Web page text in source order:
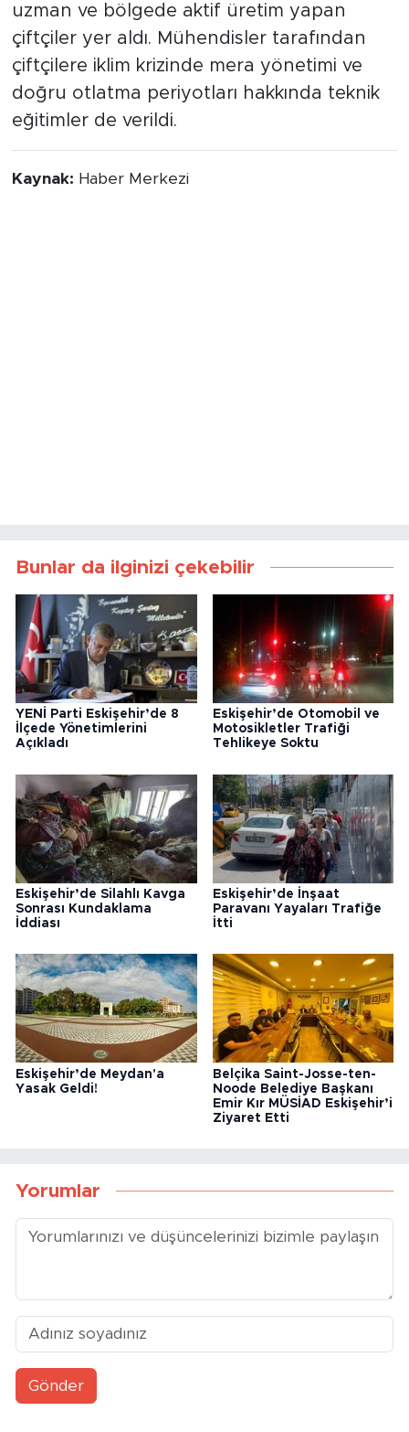
uzman ve bölgede aktif üretim yapan
çiftçiler yer aldı. Mühendisler tarafından
çiftçilere iklim krizinde mera yönetimi ve
doğru otlatma periyotları hakkında teknik
eğitimler de verildi.
Kaynak: Haber Merkezi
Bunlar da ilginizi çekebilir
YENİ Parti Eskişehir’de 8
İlçede Yönetimlerini
Açıkladı
Eskişehir’de Otomobil ve
Motosikletler Trafiği
Tehlikeye Soktu
Eskişehir’de Silahlı Kavga
Sonrası Kundaklama
İddiası
Eskişehir’de İnşaat
Paravanı Yayaları Trafiğe
İtti
Eskişehir’de Meydan'a
Yasak Geldi!
Belçika Saint-Josse-ten-
Noode Belediye Başkanı
Emir Kır MÜSİAD Eskişehir’i
Ziyaret Etti
Yorumlar
Gönder